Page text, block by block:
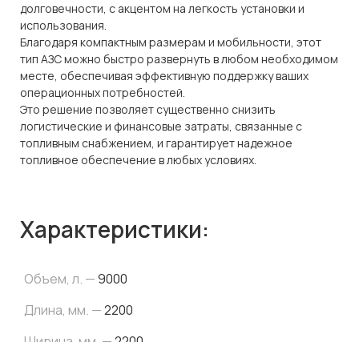
долговечности, с акцентом на легкость установки и
использования.
Благодаря компактным размерам и мобильности, этот
тип АЗС можно быстро развернуть в любом необходимом
месте, обеспечивая эффективную поддержку ваших
операционных потребностей.
Это решение позволяет существенно снизить
логистические и финансовые затраты, связанные с
топливным снабжением, и гарантирует надежное
топливное обеспечение в любых условиях.
Характеристики:
Объем, л. —9000
Длина, мм. —2200